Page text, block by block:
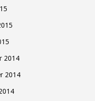
2014
2014